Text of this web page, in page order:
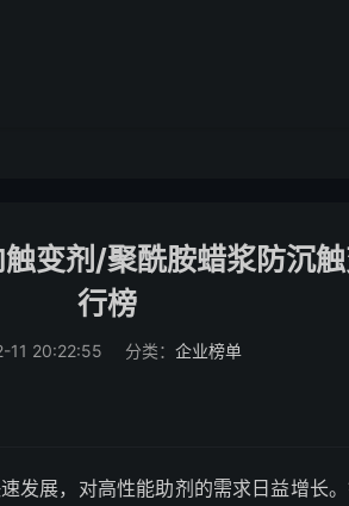
变剂/聚酰胺蜡浆防沉
行榜
11 20:22:55 分类： 企业榜单
发展，对高性能助剂的需求日益增长